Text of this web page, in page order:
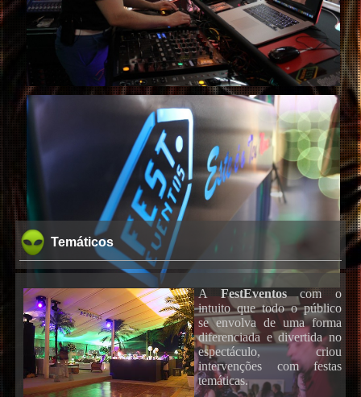
Temáticos
AFestEventoscom o
intuito que todo o público
se envolva de uma forma
diferenciada e divertida no
espectáculo, criou
intervenções com festas
temáticas.